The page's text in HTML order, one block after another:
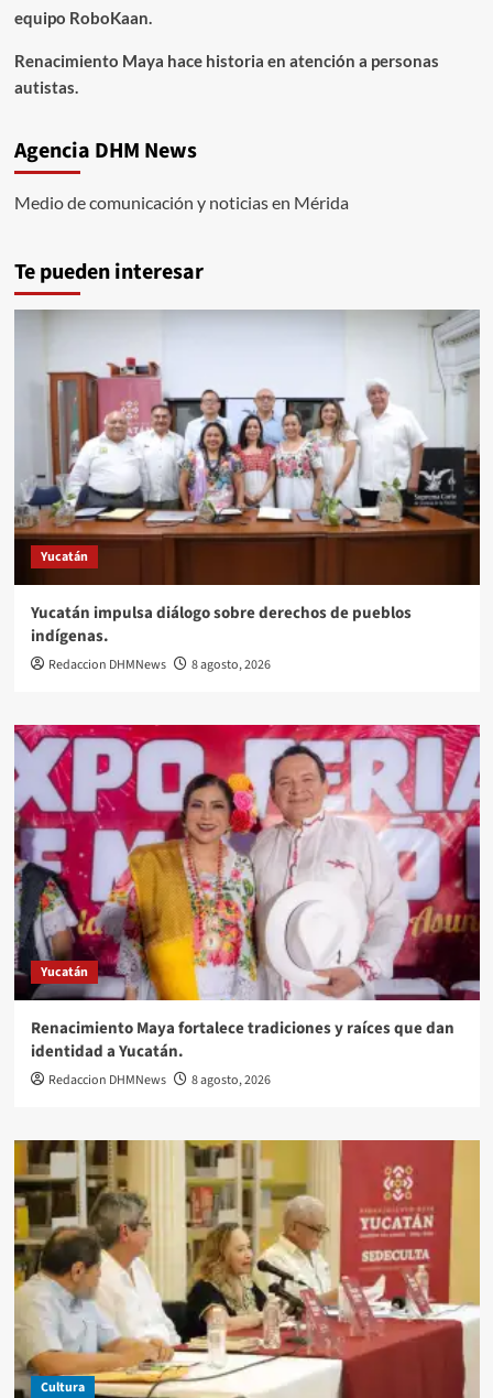
equipo RoboKaan.
Renacimiento Maya hace historia en atención a personas
autistas.
Agencia DHM News
Medio de comunicación y noticias en Mérida
Te pueden interesar
Yucatán
Yucatán impulsa diálogo sobre derechos de pueblos
indígenas.
Redaccion DHMNews 8 agosto, 2026
Yucatán
Renacimiento Maya fortalece tradiciones y raíces que dan
identidad a Yucatán.
Redaccion DHMNews 8 agosto, 2026
Cultura